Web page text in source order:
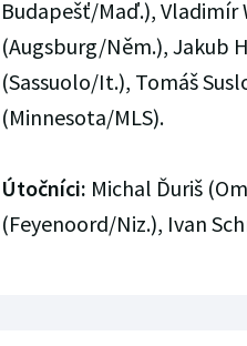
Budapešť/Maď.), Vladimír
(Augsburg/Něm.), Jakub
(Sassuolo/It.), Tomáš
(Minnesota/MLS).
Útočníci: Michal Ďuriš
(Feyenoord/Niz.), Ivan